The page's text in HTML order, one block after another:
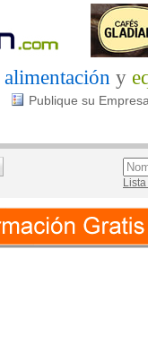
alimentación y
Publique su